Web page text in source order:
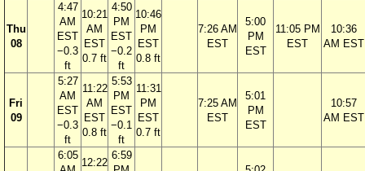
Thu
08
4:47
AM
EST
−0.3
ft
10:21
AM
EST
0.7 ft
4:50
PM
EST
−0.2
ft
10:46
PM
EST
0.8 ft
7:26 AM
EST
5:00
PM
EST
11:05 PM
EST
10:36
AM EST
Fri
09
5:27
AM
EST
−0.3
ft
11:22
AM
EST
0.8 ft
5:53
PM
EST
−0.1
ft
11:31
PM
EST
0.7 ft
7:25 AM
EST
5:01
PM
EST
10:57
AM EST
6:05
12:22
6:59